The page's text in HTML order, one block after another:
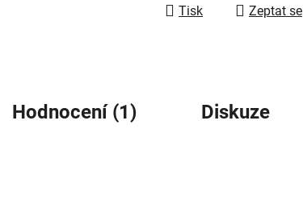
Tisk
Zeptat se
Hodnocení (1) Diskuze